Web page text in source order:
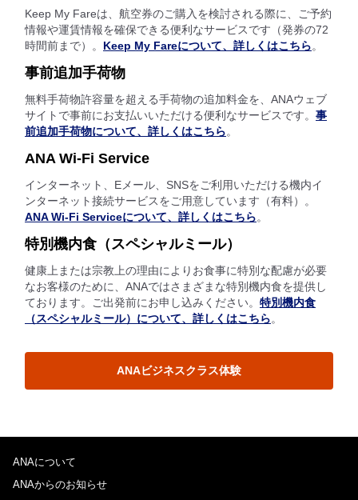
Keep My Fareは、航空券のご購入を検討される際に、ご予約
情報や運賃情報を確保できる便利なサービスです（発券の72
時間前まで）。 Keep My Fareについて、詳しくはこちら。
事前追加手荷物
無料手荷物許容量を超える手荷物の追加料金を、ANAウェブ
サイトで事前にお支払いいただける便利なサービスです。 事
前追加手荷物について、詳しくはこちら。
ANA Wi-Fi Service
インターネット、Eメール、SNSをご利用いただける機内イ
ンターネット接続サービスをご用意しています（有料）。
ANA Wi-Fi Serviceについて、詳しくはこちら。
特別機内食（スペシャルミール）
健康上または宗教上の理由によりお食事に特別な配慮が必要
なお客様のために、ANAではさまざまな特別機内食を提供し
ております。ご出発前にお申し込みください。 特別機内食
（スペシャルミール）について、詳しくはこちら。
ANAビジネスクラス体験
ANAについて
ANAからのお知らせ